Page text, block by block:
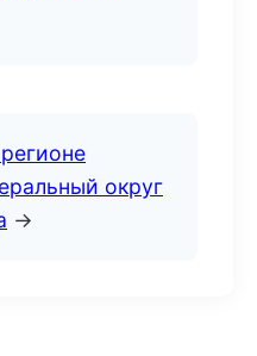
округ
→